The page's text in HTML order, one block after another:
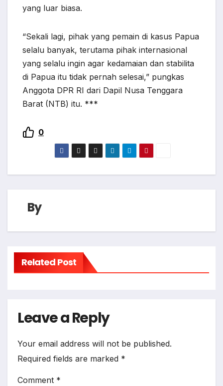
yang luar biasa.
“Sekali lagi, pihak yang pemain di kasus Papua
selalu banyak, terutama pihak internasional
yang selalu ingin agar kedamaian dan stabilita
di Papua itu tidak pernah selesai,” pungkas
Anggota DPR RI dari Dapil Nusa Tenggara
Barat (NTB) itu. ***
0
By
Related Post
Leave a Reply
Your email address will not be published.
Required fields are marked *
Comment *